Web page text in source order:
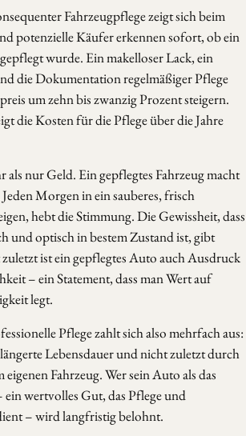
Fahrzeugpflege zeigt sich beim
potenzielle Käufer erkennen sofort, ob ein
wurde. Ein makelloser Lack, ein
die Dokumentation regelmäßiger Pflege
um zehn bis zwanzig Prozent steigern.
die Kosten für die Pflege über die Jahre
als nur Geld. Ein gepflegtes Fahrzeug macht
Morgen in ein sauberes, frisch
hebt die Stimmung. Die Gewissheit, dass
und optisch in bestem Zustand ist, gibt
ist ein gepflegtes Auto auch Ausdruck
– ein Statement, dass man Wert auf
legt.
Pflege zahlt sich also mehrfach aus:
Lebensdauer und nicht zuletzt durch
eigenen Fahrzeug. Wer sein Auto als das
ein wertvolles Gut, das Pflege und
– wird langfristig belohnt.